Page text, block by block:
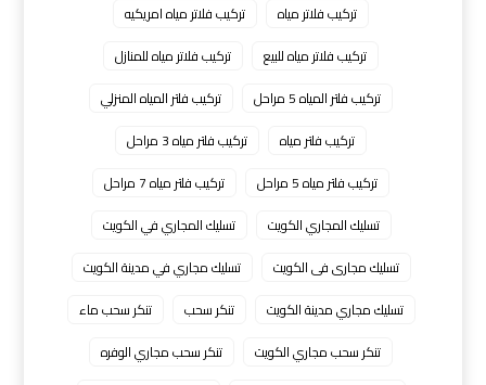
تركيب فلاتر مياه
تركيب فلاتر مياه امريكيه
تركيب فلاتر مياه للبيع
تركيب فلاتر مياه للمنازل
تركيب فلتر المياه 5 مراحل
تركيب فلتر المياه المنزلي
تركيب فلتر مياه
تركيب فلتر مياه 3 مراحل
تركيب فلتر مياه 5 مراحل
تركيب فلتر مياه 7 مراحل
تسليك المجاري الكويت
تسليك المجاري في الكويت
تسليك مجارى فى الكويت
تسليك مجاري في مدينة الكويت
تسليك مجاري مدينة الكويت
تنكر سحب
تنكر سحب ماء
تنكر سحب مجاري الكويت
تنكر سحب مجاري الوفره